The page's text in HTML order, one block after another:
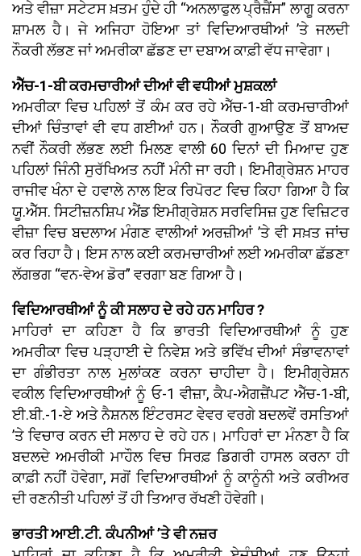
ਅਤੇ ਵੀਜ਼ਾ ਸਟੇਟਸ ਖ਼ਤਮ ਹੁੰਦੇ ਹੀ “ਅਨਲਾਫੁਲ ਪ੍ਰੈਜ਼ੈਂਸ” ਲਾਗੂ ਕਰਨਾ
ਸ਼ਾਮਲ ਹੈ। ਜੇ ਅਜਿਹਾ ਹੋਇਆ ਤਾਂ ਵਿਦਿਆਰਥੀਆਂ ’ਤੇ ਜਲਦੀ
ਨੌਕਰੀ ਲੱਭਣ ਜਾਂ ਅਮਰੀਕਾ ਛੱਡਣ ਦਾ ਦਬਾਅ ਕਾਫ਼ੀ ਵੱਧ ਜਾਵੇਗਾ।
ਐੱਚ-1-ਬੀ ਕਰਮਚਾਰੀਆਂ ਦੀਆਂ ਵੀ ਵਧੀਆਂ ਮੁਸ਼ਕਲਾਂ
ਅਮਰੀਕਾ ਵਿਚ ਪਹਿਲਾਂ ਤੋਂ ਕੰਮ ਕਰ ਰਹੇ ਐੱਚ-1-ਬੀ ਕਰਮਚਾਰੀਆਂ
ਦੀਆਂ ਚਿੰਤਾਵਾਂ ਵੀ ਵਧ ਗਈਆਂ ਹਨ। ਨੌਕਰੀ ਗੁਆਉਣ ਤੋਂ ਬਾਅਦ
ਨਵੀਂ ਨੌਕਰੀ ਲੱਭਣ ਲਈ ਮਿਲਣ ਵਾਲੀ 60 ਦਿਨਾਂ ਦੀ ਮਿਆਦ ਹੁਣ
ਪਹਿਲਾਂ ਜਿੰਨੀ ਸੁਰੱਖਿਅਤ ਨਹੀਂ ਮੰਨੀ ਜਾ ਰਹੀ। ਇਮੀਗ੍ਰੇਸ਼ਨ ਮਾਹਰ
ਰਾਜੀਵ ਖੰਨਾ ਦੇ ਹਵਾਲੇ ਨਾਲ ਇਕ ਰਿਪੋਰਟ ਵਿਚ ਕਿਹਾ ਗਿਆ ਹੈ ਕਿ
ਯੂ.ਐੱਸ. ਸਿਟੀਜ਼ਨਸ਼ਿਪ ਐਂਡ ਇਮੀਗ੍ਰੇਸ਼ਨ ਸਰਵਿਸਿਜ਼ ਹੁਣ ਵਿਜ਼ਿਟਰ
ਵੀਜ਼ਾ ਵਿਚ ਬਦਲਾਅ ਮੰਗਣ ਵਾਲੀਆਂ ਅਰਜ਼ੀਆਂ ’ਤੇ ਵੀ ਸਖ਼ਤ ਜਾਂਚ
ਕਰ ਰਿਹਾ ਹੈ। ਇਸ ਨਾਲ ਕਈ ਕਰਮਚਾਰੀਆਂ ਲਈ ਅਮਰੀਕਾ ਛੱਡਣਾ
ਲੱਗਭਗ “ਵਨ-ਵੇਅ ਡੋਰ” ਵਰਗਾ ਬਣ ਗਿਆ ਹੈ।
ਵਿਦਿਆਰਥੀਆਂ ਨੂੰ ਕੀ ਸਲਾਹ ਦੇ ਰਹੇ ਹਨ ਮਾਹਿਰ ?
ਮਾਹਿਰਾਂ ਦਾ ਕਹਿਣਾ ਹੈ ਕਿ ਭਾਰਤੀ ਵਿਦਿਆਰਥੀਆਂ ਨੂੰ ਹੁਣ
ਅਮਰੀਕਾ ਵਿਚ ਪੜ੍ਹਾਈ ਦੇ ਨਿਵੇਸ਼ ਅਤੇ ਭਵਿੱਖ ਦੀਆਂ ਸੰਭਾਵਨਾਵਾਂ
ਦਾ ਗੰਭੀਰਤਾ ਨਾਲ ਮੁਲਾਂਕਣ ਕਰਨਾ ਚਾਹੀਦਾ ਹੈ। ਇਮੀਗ੍ਰੇਸ਼ਨ
ਵਕੀਲ ਵਿਦਿਆਰਥੀਆਂ ਨੂੰ ਓ-1 ਵੀਜ਼ਾ, ਕੈਪ-ਐਗਜ਼ੈਂਪਟ ਐੱਚ-1-ਬੀ,
ਈ.ਬੀ.-1-ਏ ਅਤੇ ਨੈਸ਼ਨਲ ਇੰਟਰਸਟ ਵੇਵਰ ਵਰਗੇ ਬਦਲਵੇਂ ਰਸਤਿਆਂ
’ਤੇ ਵਿਚਾਰ ਕਰਨ ਦੀ ਸਲਾਹ ਦੇ ਰਹੇ ਹਨ। ਮਾਹਿਰਾਂ ਦਾ ਮੰਨਣਾ ਹੈ ਕਿ
ਬਦਲਦੇ ਅਮਰੀਕੀ ਮਾਹੌਲ ਵਿਚ ਸਿਰਫ਼ ਡਿਗਰੀ ਹਾਸਲ ਕਰਨਾ ਹੀ
ਕਾਫ਼ੀ ਨਹੀਂ ਹੋਵੇਗਾ, ਸਗੋਂ ਵਿਦਿਆਰਥੀਆਂ ਨੂੰ ਕਾਨੂੰਨੀ ਅਤੇ ਕਰੀਅਰ
ਦੀ ਰਣਨੀਤੀ ਪਹਿਲਾਂ ਤੋਂ ਹੀ ਤਿਆਰ ਰੱਖਣੀ ਹੋਵੇਗੀ।
ਭਾਰਤੀ ਆਈ.ਟੀ. ਕੰਪਨੀਆਂ ’ਤੇ ਵੀ ਨਜ਼ਰ